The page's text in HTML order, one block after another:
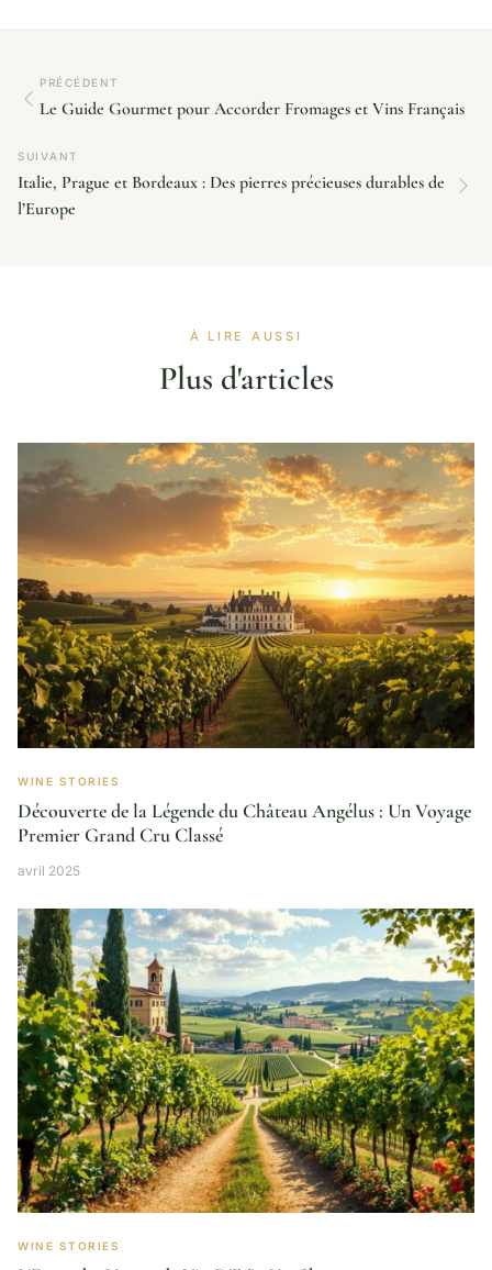
PRÉCÉDENT
Le Guide Gourmet pour Accorder Fromages et Vins Français
SUIVANT
Italie, Prague et Bordeaux : Des pierres précieuses durables de
l’Europe
À LIRE AUSSI
Plus d'articles
WINE STORIES
Découverte de la Légende du Château Angélus : Un Voyage
Premier Grand Cru Classé
avril 2025
WINE STORIES